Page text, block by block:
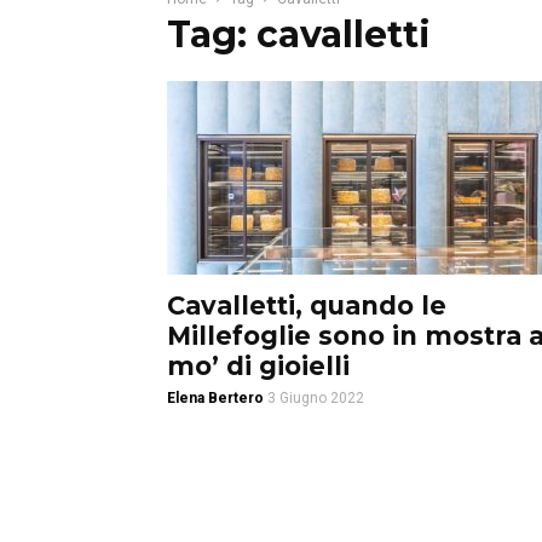
Tag: cavalletti
Cavalletti, quando le
Millefoglie sono in mostra
mo’ di gioielli
Elena Bertero 3 Giugno 2022